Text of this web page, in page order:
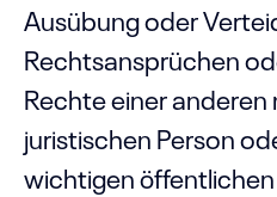
Ausübung oder
Rechtsansprüchen
Rechte einer
juristischen Person
wichtigen